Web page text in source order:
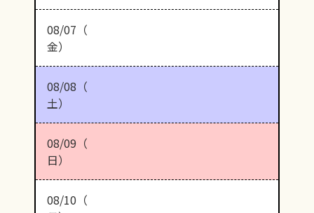
08/07（
金）
08/08（
土）
08/09（
日）
08/10（